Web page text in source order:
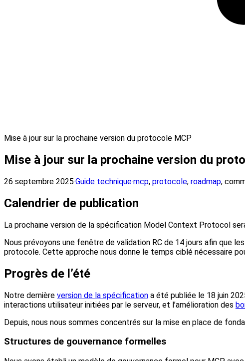
Mise à jour sur la prochaine version du protocole MCP
Mise à jour sur la prochaine version du
26 septembre 2025·Guide technique·mcp, protocole, roadmap,
Calendrier de publication
La prochaine version de la spécification Model Context Protocol
Nous prévoyons une fenêtre de validation RC de 14 jours afin que
protocole. Cette approche nous donne le temps ciblé nécessaire
Progrès de l’été
Notre dernière version de la spécification a été publiée le 18 juin
interactions utilisateur initiées par le serveur, et l’amélioration des
Depuis, nous nous sommes concentrés sur la mise en place de
Structures de gouvernance formelles